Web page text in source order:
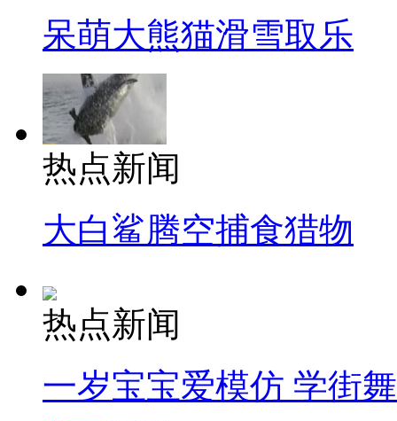
呆萌大熊猫滑雪取乐
热点新闻
大白鲨腾空捕食猎物
热点新闻
一岁宝宝爱模仿 学街